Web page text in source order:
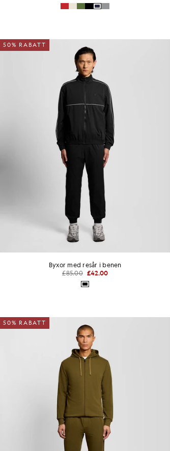
50% RABATT
Byxor med resår i benen
£85.00 £42.00
50% RABATT